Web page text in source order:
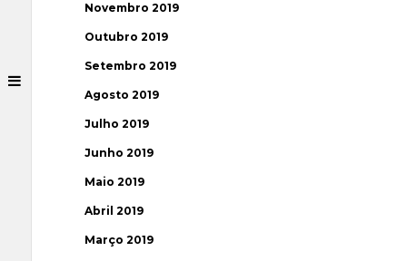
Novembro 2019
Outubro 2019
Setembro 2019
Agosto 2019
Julho 2019
Junho 2019
Maio 2019
Abril 2019
Março 2019